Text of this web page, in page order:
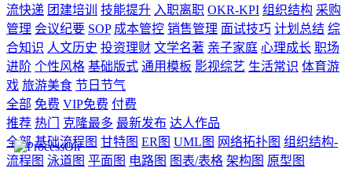
流快递 团建培训 技能提升 入职离职 OKR-KPI 组织结构 采购
管理 会议纪要 SOP 成本管控 销售管理 面试技巧 计划总结 综
合知识 人文历史 投资理财 文学名著 亲子家庭 心理成长 职场
进阶 个性风格 基础版式 通用模板 影视综艺 生活常识 体育游
戏 旅游美食 节日节气
全部 免费 VIP免费 付费
推荐 热门 克隆最多 最新发布 达人作品
全部 基础流程图 甘特图 ER图 UML图 网络拓扑图 组织结构-
流程图 泳道图 平面图 电路图 图表/表格 架构图 原型图